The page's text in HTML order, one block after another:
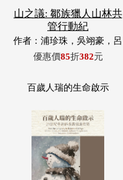
山之議: 鄒族獵人山林共
管行動紀
作者：浦珍珠，吳翊豪，呂
翊齊，張惠東，許玉青，王
優惠價85折382元
百歲人瑞的生命啟示